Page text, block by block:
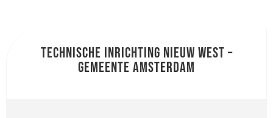
Technische inrichting Nieuw West –
Gemeente Amsterdam